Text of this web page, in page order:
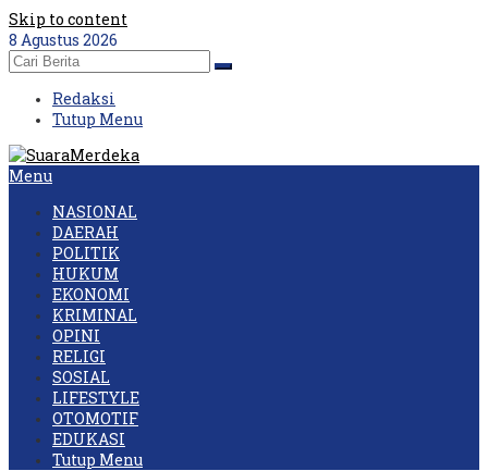
Skip to content
8 Agustus 2026
Redaksi
Tutup Menu
Menu
NASIONAL
DAERAH
POLITIK
HUKUM
EKONOMI
KRIMINAL
OPINI
RELIGI
SOSIAL
LIFESTYLE
OTOMOTIF
EDUKASI
Tutup Menu